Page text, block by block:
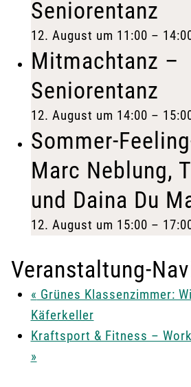
Seniorentanz
12. August um 11:00 –
Mitmachtanz –
Seniorentanz
12. August um 14:00 –
Sommer-
Marc Neblung,
und Daina Du
12. August um 15:00 –
Veranstaltung-
« Grünes Klassenzimmer:
Käferkeller
Kraftsport & Fitness –
»